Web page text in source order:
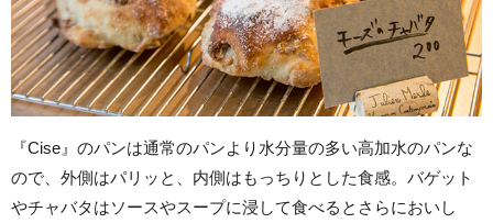
『Cise』のパンは通常のパンより水分量の多い高加水のパンな
ので、外側はパリッと、内側はもっちりとした食感。バゲット
やチャバタはソースやスープに浸して食べるとさらにおいし